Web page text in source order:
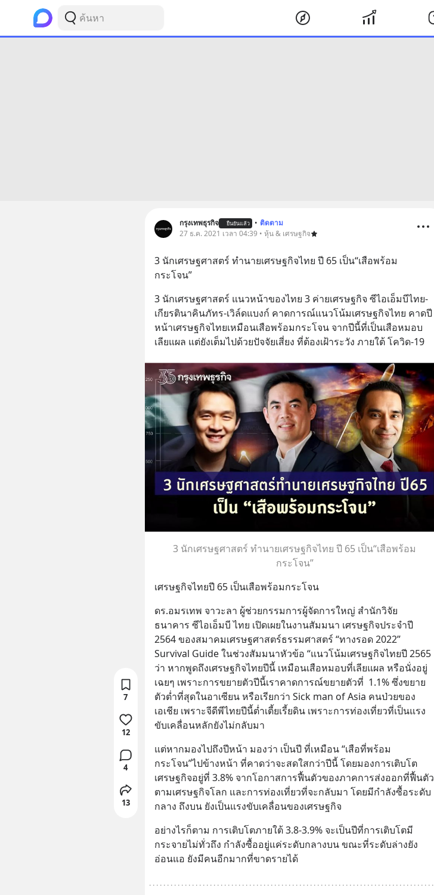
กรุงเทพธุรกิจ ยืนยันแล้ว • ติดตาม
27 ธ.ค. 2021 เวลา 04:39 • หุ้น & เศรษฐกิจ
3 นักเศรษฐศาสตร์ ทำนายเศรษฐกิจไทย ปี 65 เป็น“เสือพร้อม
กระโจน”
3 นักเศรษฐศาสตร์ แนวหน้าของไทย 3 ค่ายเศรษฐกิจ ซีไอเอ็มบีไทย-
เกียรตินาคินภัทร-เวิล์ดแบงก์ คาดการณ์แนวโน้มเศรษฐกิจไทย คาดปี
หน้าเศรษฐกิจไทยเหมือนเสือพร้อมกระโจน จากปีนี้ที่เป็นเสือหมอบ
เลียแผล แต่ยังเต็มไปด้วยปัจจัยเสี่ยง ที่ต้องเฝ้าระวัง ภายใต้ โควิด-19
3 นักเศรษฐศาสตร์ ทำนายเศรษฐกิจไทย ปี 65 เป็น“เสือพร้อม
กระโจน”
เศรษฐกิจไทยปี 65 เป็นเสือพร้อมกระโจน
ดร.อมรเทพ จาวะลา ผู้ช่วยกรรมการผู้จัดการใหญ่ สำนักวิจัย
ธนาคาร ซีไอเอ็มบี ไทย เปิดเผยในงานสัมมนา เศรษฐกิจประจำปี
2564 ของสมาคมเศรษฐศาสตร์ธรรมศาสตร์ “ทางรอด 2022”
Survival Guide ในช่วงสัมมนาหัวข้อ “แนวโน้มเศรษฐกิจไทยปี 2565
ว่า หากพูดถึงเศรษฐกิจไทยปีนี้ เหมือนเสือหมอบที่เลียแผล หรือนั่งอยู่
เฉยๆ เพราะการขยายตัวปีนี้เราคาดการณ์ขยายตัวที่  1.1% ซึ่งขยาย
ตัวต่ำที่สุดในอาเซียน หรือเรียกว่า Sick man of Asia คนป่วยของ
เอเชีย เพราะจีดีพีไทยปีนี้ต่ำเตี้ยเรี้ยดิน เพราะการท่องเที่ยวที่เป็นแรง
ขับเคลื่อนหลักยังไม่กลับมา
แต่หากมองไปถึงปีหน้า มองว่า เป็นปี ที่เหมือน “เสือที่พร้อม
กระโจน”ไปข้างหน้า ที่คาดว่าจะสดใสกว่าปีนี้ โดยมองการเติบโต
เศรษฐกิจอยู่ที่ 3.8% จากโอกาสการฟื้นตัวของภาคการส่งออกที่ฟื้นตัว
ตามเศรษฐกิจโลก และการท่องเที่ยวที่จะกลับมา โดยมีกำลังซื้อระดับ
กลาง ถึงบน ยังเป็นแรงขับเคลื่อนของเศรษฐกิจ
อย่างไรก็ตาม การเติบโตภายใต้ 3.8-3.9% จะเป็นปีที่การเติบโตมี
กระจายไม่ทั่วถึง กำลังซื้ออยู่แค่ระดับกลางบน ขณะที่ระดับล่างยัง
อ่อนแอ ยังมีคนอีกมากที่ขาดรายได้
7
12
4
13